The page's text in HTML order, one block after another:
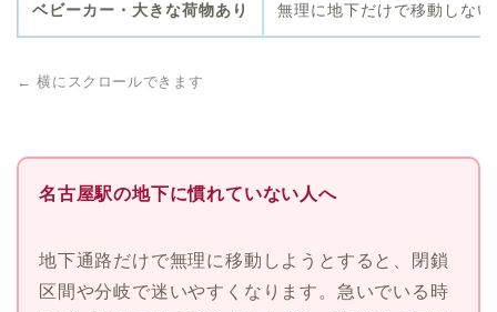
ベビーカー・大きな荷物あり 無理に地下だけで移動しない
← 横にスクロールできます
名古屋駅の地下に慣れていない人へ
地下通路だけで無理に移動しようとすると、閉鎖
区間や分岐で迷いやすくなります。急いでいる時